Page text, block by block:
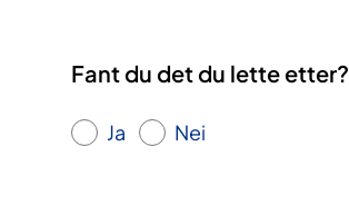
Fant du det du lette etter?
Ja Nei